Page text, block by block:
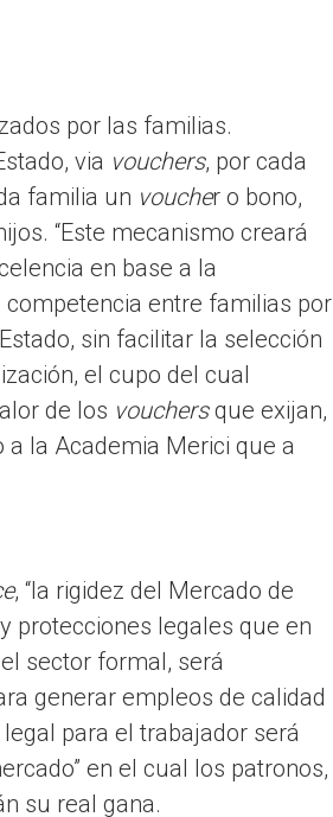
por las familias.
via vouchers, por cada
familia un voucher o bono,
“Este mecanismo creará
en base a la
entre familias por
sin facilitar la selección
el cupo del cual
de los vouchersque exijan,
la Academia Merici que a
, “la rigidez del Mercado de
protecciones legales que en
sector formal, será
generar empleos de calidad
para el trabajador será
en el cual los patronos,
su real gana.